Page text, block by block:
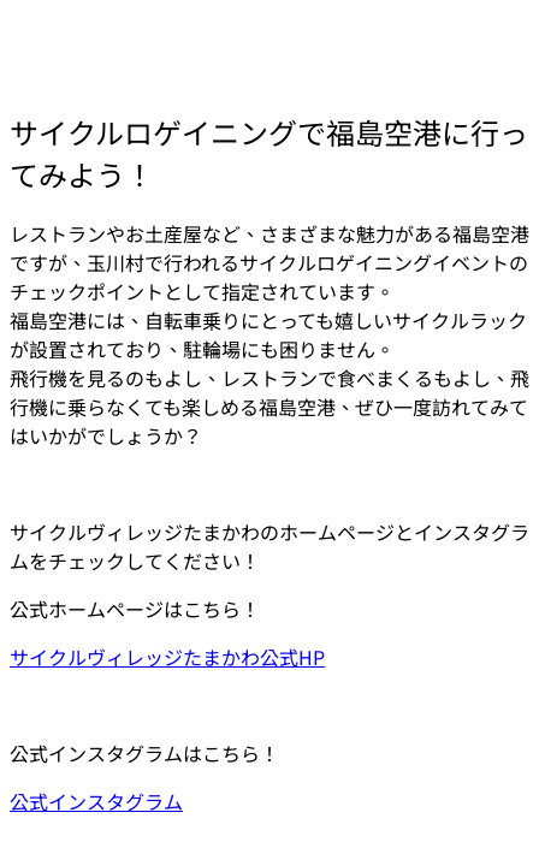
サイクルロゲイニングで福島空港に行っ
てみよう！
レストランやお土産屋など、さまざまな魅力がある福島空港
ですが、玉川村で行われるサイクルロゲイニングイベントの
チェックポイントとして指定されています。
福島空港には、自転車乗りにとっても嬉しいサイクルラック
が設置されており、駐輪場にも困りません。
飛行機を見るのもよし、レストランで食べまくるもよし、飛
行機に乗らなくても楽しめる福島空港、ぜひ一度訪れてみて
はいかがでしょうか？
サイクルヴィレッジたまかわのホームページとインスタグラ
ムをチェックしてください！
公式ホームページはこちら！
サイクルヴィレッジたまかわ公式HP
公式インスタグラムはこちら！
公式インスタグラム